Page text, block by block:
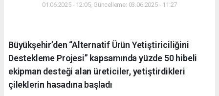
01.06.2025 - 12:05, Güncelleme: 03.06.2025 - 11:27
Büyükşehir’den “Alternatif Ürün Yetiştiriciliğini
Destekleme Projesi” kapsamında yüzde 50 hibeli
ekipman desteği alan üreticiler, yetiştirdikleri
çileklerin hasadına başladı